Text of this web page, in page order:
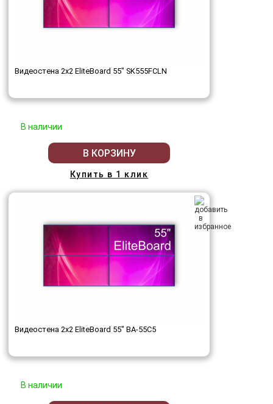
Видеостена 2x2 EliteBoard 55" SK555FCLN
В наличии
В КОРЗИНУ
Купить в 1 клик
Видеостена 2x2 EliteBoard 55" BA-55C5
В наличии